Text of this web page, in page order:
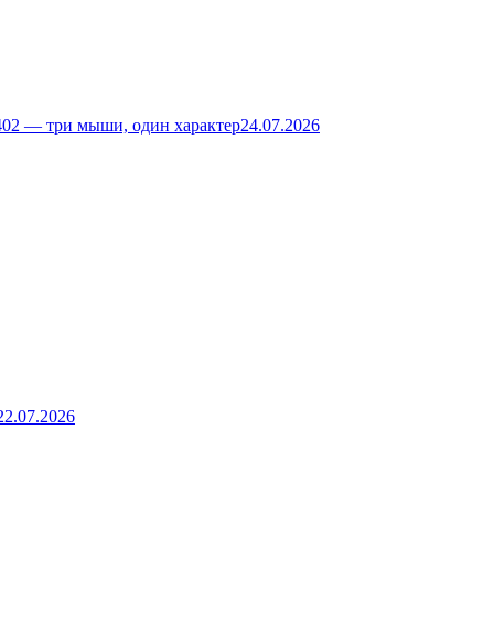
— три мыши, один характер24.07.2026